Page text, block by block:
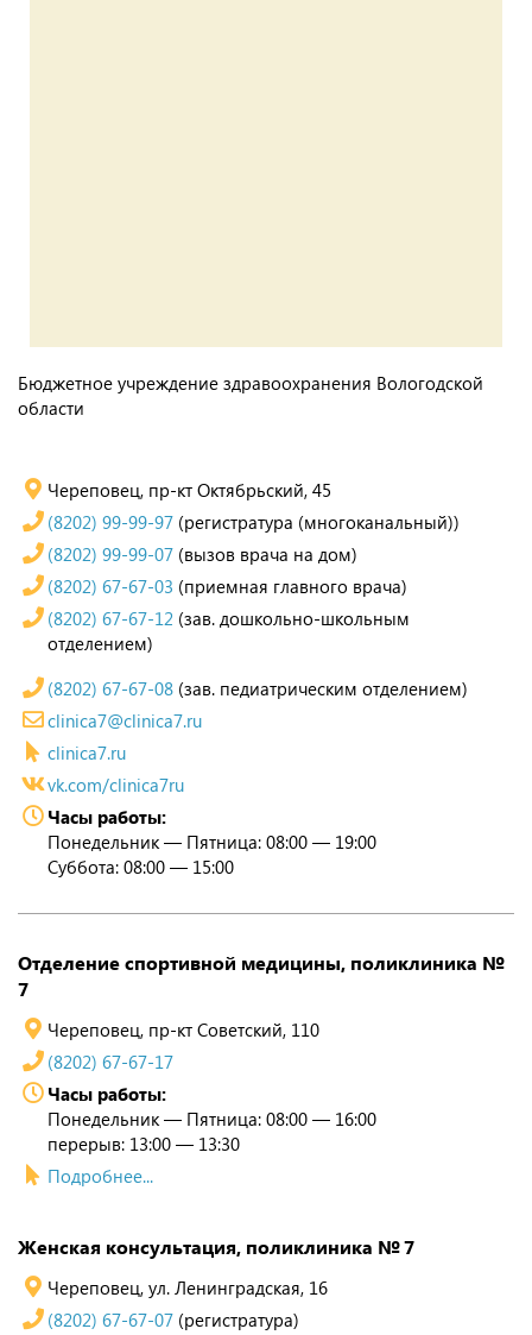
Бюджетное учреждение здравоохранения Вологодской
области
Череповец, пр-кт Октябрьский, 45
(8202) 99-99-97 (регистратура (многоканальный))
(8202) 99-99-07 (вызов врача на дом)
(8202) 67-67-03 (приемная главного врача)
(8202) 67-67-12 (зав. дошкольно-школьным
отделением)
(8202) 67-67-08 (зав. педиатрическим отделением)
clinica7@clinica7.ru
clinica7.ru
vk.com/clinica7ru
Часы работы:
Понедельник — Пятница: 08:00 — 19:00
Суббота: 08:00 — 15:00
Отделение спортивной медицины, поликлиника №
7
Череповец, пр-кт Советский, 110
(8202) 67-67-17
Часы работы:
Понедельник — Пятница: 08:00 — 16:00
перерыв: 13:00 — 13:30
Подробнее...
Женская консультация, поликлиника № 7
Череповец, ул. Ленинградская, 16
(8202) 67-67-07 (регистратура)